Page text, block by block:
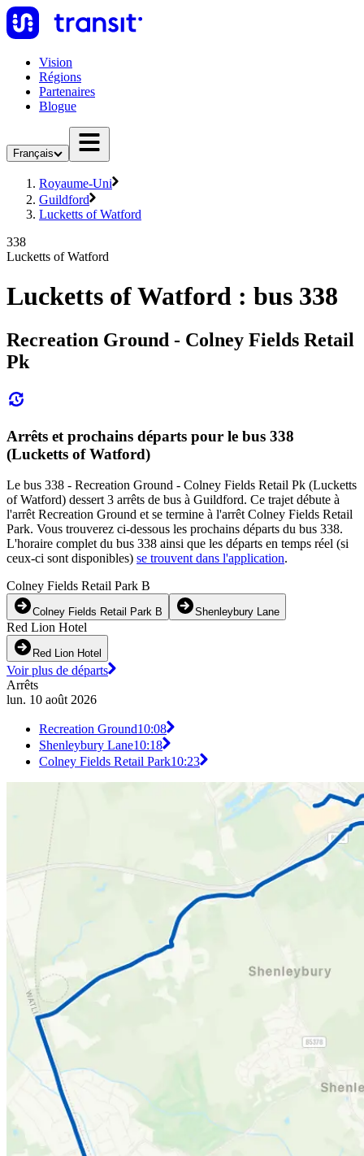
Vision
Régions
Partenaires
Blogue
Français
Royaume-Uni
Guildford
Lucketts of Watford
338
Lucketts of Watford
Lucketts of Watford : bus 338
Recreation Ground - Colney Fields Retail
Pk
Arrêts et prochains départs pour le bus 338
(Lucketts of Watford)
Le bus 338 - Recreation Ground - Colney Fields Retail Pk (Lucketts
of Watford) dessert 3 arrêts de bus à Guildford. Ce trajet débute à
l'arrêt Recreation Ground et se termine à l'arrêt Colney Fields Retail
Park. Vous trouverez ci-dessous les prochains départs du bus 338.
L'horaire complet du bus 338 ainsi que les départs en temps réel (si
ceux-ci sont disponibles) se trouvent dans l'application.
Colney Fields Retail Park B
Colney Fields Retail Park B Shenleybury Lane
Red Lion Hotel
Red Lion Hotel
Voir plus de départs
Arrêts
lun. 10 août 2026
Recreation Ground10:08
Shenleybury Lane10:18
Colney Fields Retail Park10:23